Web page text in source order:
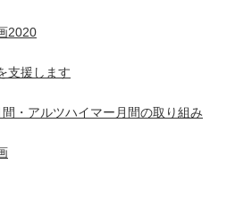
2020
支援します
・アルツハイマー月間の取り組み